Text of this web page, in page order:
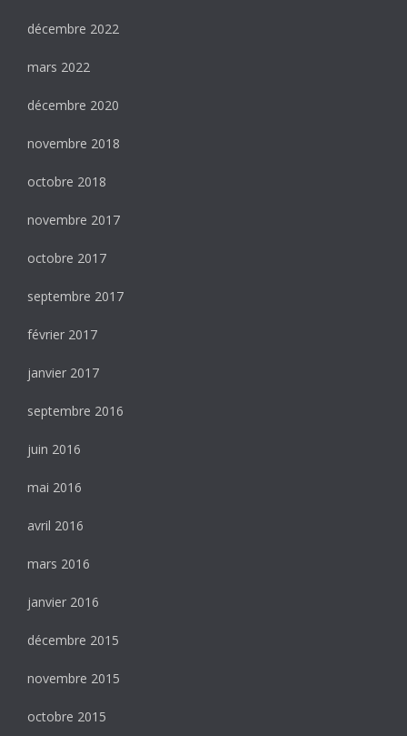
décembre 2022
mars 2022
décembre 2020
novembre 2018
octobre 2018
novembre 2017
octobre 2017
septembre 2017
février 2017
janvier 2017
septembre 2016
juin 2016
mai 2016
avril 2016
mars 2016
janvier 2016
décembre 2015
novembre 2015
octobre 2015